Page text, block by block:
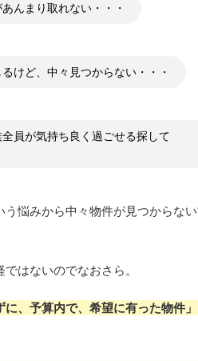
んまり取れない・・・
けど、中々見つからない・・・
員が気持ち良く過ごせる探して
悩みから中々物件が見つからな
はないのでなおさら。
に、予算内で、希望に有った物件